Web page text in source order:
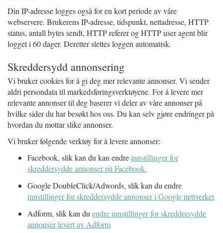
Din IP-adresse logges også for en kort periode av våre
webservere. Brukerens IP-adresse, tidspunkt, nettadresse, HTTP
status, antall bytes sendt, HTTP referer og HTTP user agent blir
logget i 60 dager. Deretter slettes loggen automatisk.
Skreddersydd annonsering
Vi bruker cookies for å gi deg mer relevante annonser. Vi sender
aldri persondata til markedsføringsverktøyene. For å levere mer
relevante annonser til deg baserer vi deler av våre annonser på
hvilke sider du har besøkt hos oss. Du kan selv gjøre endringer på
hvordan du mottar slike annonser.
Vi bruker følgende verktøy for å levere annonser:
Facebook, slik kan du kan endreinnstillinger for
skreddersydde annonser på Facebook.
Google DoubleClick/Adwords, slik kan du endre
innstillinger for skreddersydde annonser i Google nettverket
Adform, slik kan du endre innstillinger for skreddersydde
annonser levert av Adform